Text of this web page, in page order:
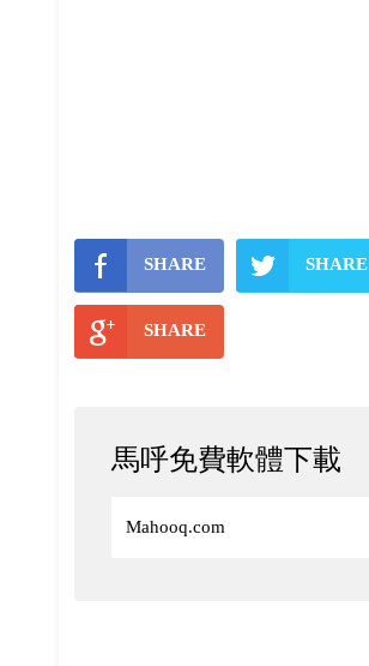
SHARE SHARE
SHARE
馬呼免費軟體下載
Mahooq.com